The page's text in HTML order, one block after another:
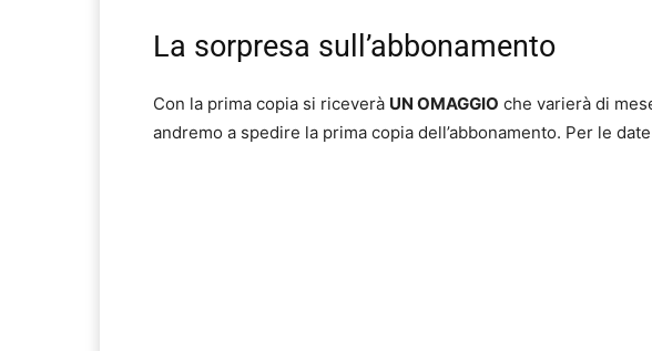
La sorpresa sull’abbonamento
Con la prima copia si riceverà UN OMAGGIO che varierà di
andremo a spedire la prima copia dell’abbonamento. Per le